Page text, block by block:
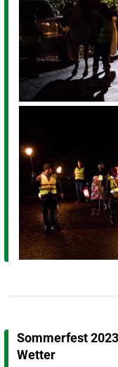
Sommerfest
Wetter